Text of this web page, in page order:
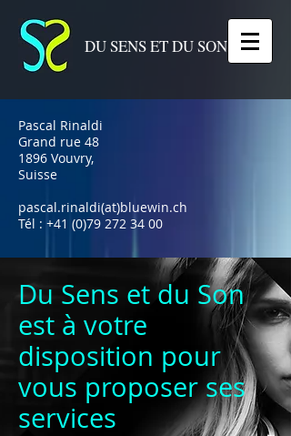
DU SENS ET DU SON
Du Sens et du Son
est à votre
disposition pour
vous proposer ses
services
Pascal Rinaldi
Grand rue 48
1896 Vouvry,
Suisse
pascal.rinaldi(at)bluewin.ch
Tél : +41 (0)79 272 34 00